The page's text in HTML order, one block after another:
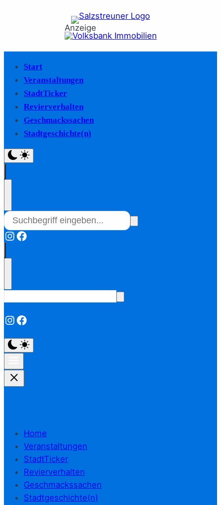
Anzeige
Start
Veranstaltungen
StadtTicker
Revierverhalten
Geschmackssachen
Stadtgeschichte(n)
Instagram
Facebook
Instagram
Facebook
Home
Veranstaltungen
StadtTicker
Revierverhalten
Geschmackssachen
Stadtgeschichte(n)